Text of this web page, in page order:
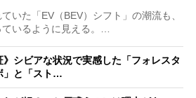
いた「EV（BEV）シフト」の潮流も、
いるように見える。…
》シビアな状況で実感した「フォレスタ
」と「スト…